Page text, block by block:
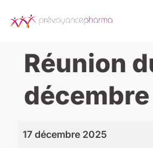
Réunion
17 décembre 2025